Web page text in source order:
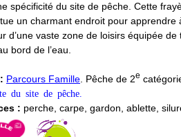
spécificité du site de pêche. Cette
un charmant endroit pour
d’une vaste zone de loisirs équipée
bord de l’eau.
Parcours Famille. Pêche de 2e
du site de pêche.
: perche, carpe, gardon, ablette,